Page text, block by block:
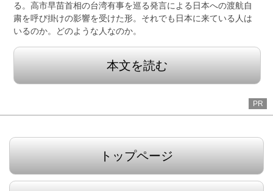
る。高市早苗首相の台湾有事を巡る発言による日本への渡航自
粛を呼び掛けの影響を受けた形。それでも日本に来ている人は
いるのか。どのような人なのか。
本文を読む
PR
トップページ